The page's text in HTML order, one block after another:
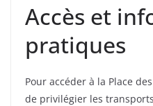
Accès et
pratiques
Pour accéder à la Place
de privilégier les